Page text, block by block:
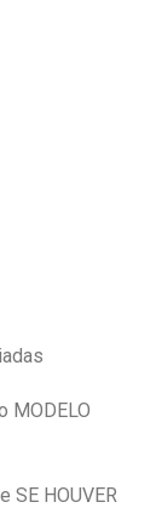
MODELO
SE HOUVER